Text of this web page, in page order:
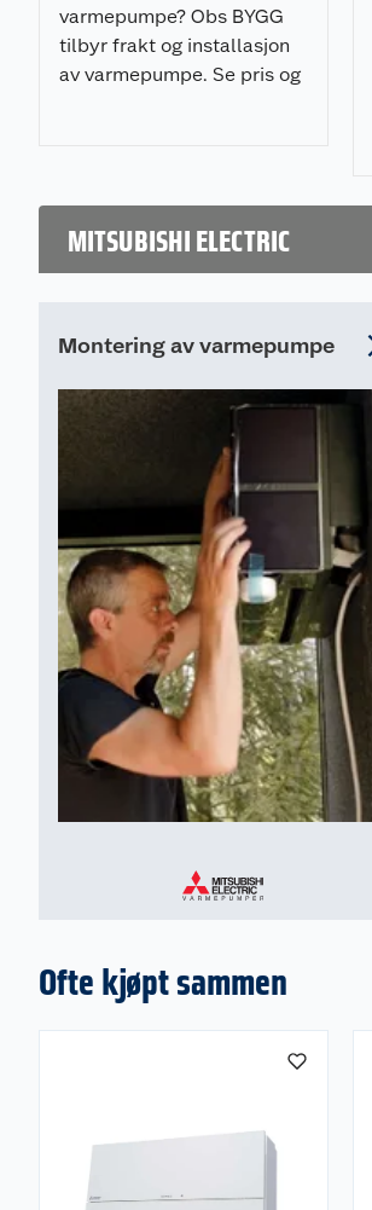
varmepumpe? Obs BYGG
tilbyr frakt og installasjon
av varmepumpe. Se pris og
MITSUBISHI ELECTRIC
Montering av varmepumpe
Ofte kjøpt sammen